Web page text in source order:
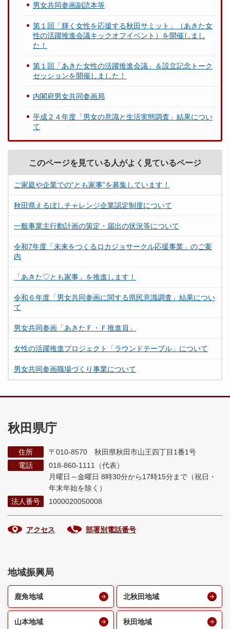
男女共同参画副読本等
第１回「輝く女性を応援する秋田サミット」（あきた女
性の活躍推進会議キックオフイベント）を開催しまし
た！
第１回「あきた女性の活躍推進会議」＆設立記念トーク
セッションを開催しました！
内閣府男女共同参画局
平成２４年度「男女の意識と生活実態調査」結果につい
て
このページを見ている人がよく見ているページ
ご家庭や企業での“とも家事”を募集しています！
秋田県えるぼしチャレンジ企業認定制度について
一般事業主行動計画の策定・届出の状況等について
令和7年度「未来をつくるロカジョサークル応援事業」のご案
内
「あきた♡とも家事」を推進します！
令和６年度「男女共同参画に関する県民意識調査」結果につい
て
男女共同参画「あきたＦ・Ｆ推進員」
女性の活躍推進プロジェクト「ラウンドテーブル」について
男女共同参画職場づくり事業について
秋田県庁
住所
〒010-8570 秋田県秋田市山王四丁目1番1号
電話
018-860-1111（代表）
月曜日～金曜日 8時30分から17時15分まで （祝日・
年末年始を除く）
法人番号
1000020050008
アクセス 部署別電話番号
地域振興局
鹿角地域 北秋田地域
山本地域 秋田地域